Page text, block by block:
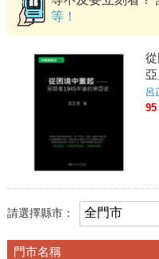
等！
亞
呂
95
請選擇縣市：
門市名稱